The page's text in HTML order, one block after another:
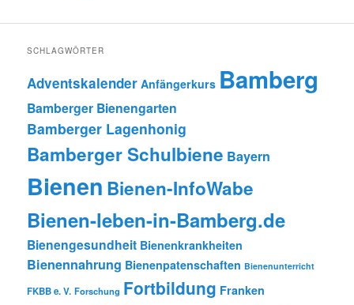
SCHLAGWÖRTER
Adventskalender Anfängerkurs Bamberg
Bamberger Bienengarten
Bamberger Lagenhonig
Bamberger Schulbiene Bayern
Bienen Bienen-InfoWabe
Bienen-leben-in-Bamberg.de
Bienengesundheit Bienenkrankheiten
Bienennahrung Bienenpatenschaften Bienenunterricht
FKBB e. V. Forschung Fortbildung Franken